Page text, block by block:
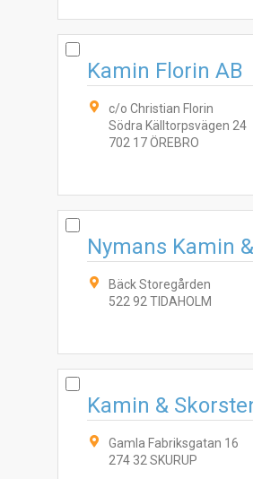
Kamin Florin AB
c/o Christian Florin
Södra Källtorpsvägen 24
702 17 ÖREBRO
Nymans Kamin
Bäck Storegården
522 92 TIDAHOLM
Kamin &
Gamla Fabriksgatan 16
274 32 SKURUP